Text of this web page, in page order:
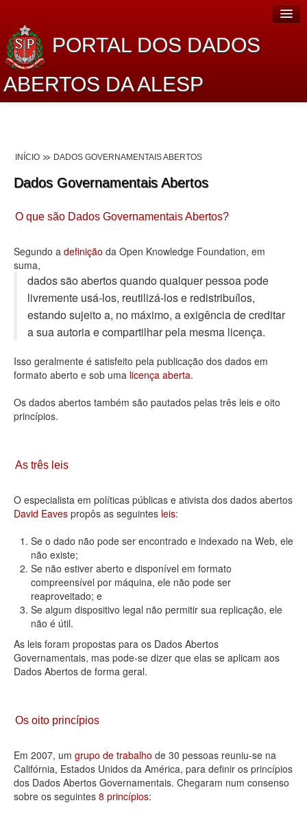
PORTAL DOS DADOS
ABERTOS DA ALESP
Lei de Acesso à Informação
Dados Governamentais Abertos
Planejamento
Catálogo de dados
Processo Legislativo
Deputados Estaduais
Administração
Legislação
Agenda
Contato
INÍCIO DADOS GOVERNAMENTAIS ABERTOS
Dados Governamentais Abertos
O que são Dados Governamentais Abertos?
Segundo a definição da Open Knowledge Foundation, em
suma,
dados são abertos quando qualquer pessoa pode
livremente usá-los, reutilizá-los e redistribuí­los,
estando sujeito a, no máximo, a exigência de creditar
a sua autoria e compartilhar pela mesma licença.
Isso geralmente é satisfeito pela publicação dos dados em
formato aberto e sob uma licença aberta.
Os dados abertos também são pautados pelas três leis e oito
princípios.
As três leis
O especialista em políticas públicas e ativista dos dados abertos
David Eaves propôs as seguintes leis:
Se o dado não pode ser encontrado e indexado na Web, ele
não existe;
Se não estiver aberto e disponível em formato
compreensível por máquina, ele não pode ser
reaproveitado; e
Se algum dispositivo legal não permitir sua replicação, ele
não é útil.
As leis foram propostas para os Dados Abertos
Governamentais, mas pode-se dizer que elas se aplicam aos
Dados Abertos de forma geral.
Os oito princípios
Em 2007, um grupo de trabalho de 30 pessoas reuniu-se na
Califórnia, Estados Unidos da América, para definir os princípios
dos Dados Abertos Governamentais. Chegaram num consenso
sobre os seguintes 8 princípios: